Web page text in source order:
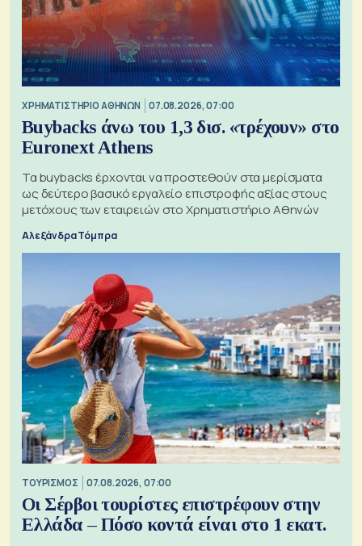
XΡΗΜΑΤΙΣΤΗΡΙΟ ΑΘΗΝΩΝ 07.08.2026, 07:00
Buybacks άνω του 1,3 δισ. «τρέχουν» στο
Euronext Athens
Τα buybacks έρχονται να προστεθούν στα μερίσματα
ως δεύτερο βασικό εργαλείο επιστροφής αξίας στους
μετόχους των εταιρειών στο Χρηματιστήριο Αθηνών
Αλεξάνδρα Τόμπρα
ΤΟΥΡΙΣΜΟΣ 07.08.2026, 07:00
Οι Σέρβοι τουρίστες επιστρέφουν στην
Ελλάδα – Πόσο κοντά είναι στο 1 εκατ.